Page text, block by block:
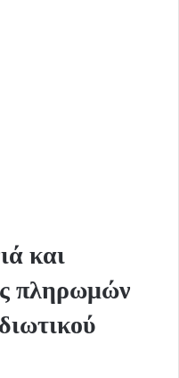
και
πληρωμών